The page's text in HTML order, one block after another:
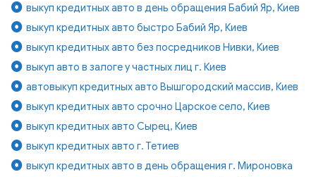
выкуп кредитных авто в день обращения Бабий Яр, Киев
выкуп кредитных авто быстро Бабий Яр, Киев
выкуп кредитных авто без посредников Нивки, Киев
выкуп авто в залоге у частных лиц г. Киев
автовыкуп кредитных авто Вышгородский массив, Киев
выкуп кредитных авто срочно Царское село, Киев
выкуп кредитных авто Сырец, Киев
выкуп кредитных авто г. Тетиев
выкуп кредитных авто в день обращения г. Мироновка